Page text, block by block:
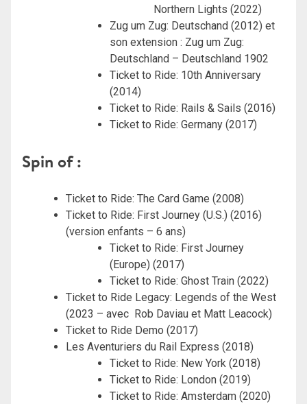
Northern Lights (2022)
Zug um Zug: Deutschand (2012) et
son extension : Zug um Zug:
Deutschland – Deutschland 1902
Ticket to Ride: 10th Anniversary
(2014)
Ticket to Ride: Rails & Sails (2016)
Ticket to Ride: Germany (2017)
Spin of :
Ticket to Ride: The Card Game (2008)
Ticket to Ride: First Journey (U.S.) (2016)
(version enfants – 6 ans)
Ticket to Ride: First Journey
(Europe) (2017)
Ticket to Ride: Ghost Train (2022)
Ticket to Ride Legacy: Legends of the West
(2023 – avec Rob Daviau et Matt Leacock)
Ticket to Ride Demo (2017)
Les Aventuriers du Rail Express (2018)
Ticket to Ride: New York (2018)
Ticket to Ride: London (2019)
Ticket to Ride: Amsterdam (2020)